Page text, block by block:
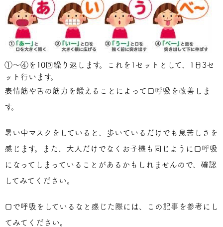
①〜④を10回繰り返します。これを1セットとして、1日3セ
ット行います。
表情筋や舌の筋力を鍛えることによって口呼吸を改善しま
す。
暑い中マスクをしていると、歩いているだけでも息苦しさを
感じます。また、大人だけでなくお子様も同じように口呼吸
になってしまっていることがあるかもしれませんので、確認
してみてください。
口で呼吸をしているなと感じた際には、この記事を参考にし
てみてください。